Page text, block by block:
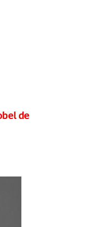
de